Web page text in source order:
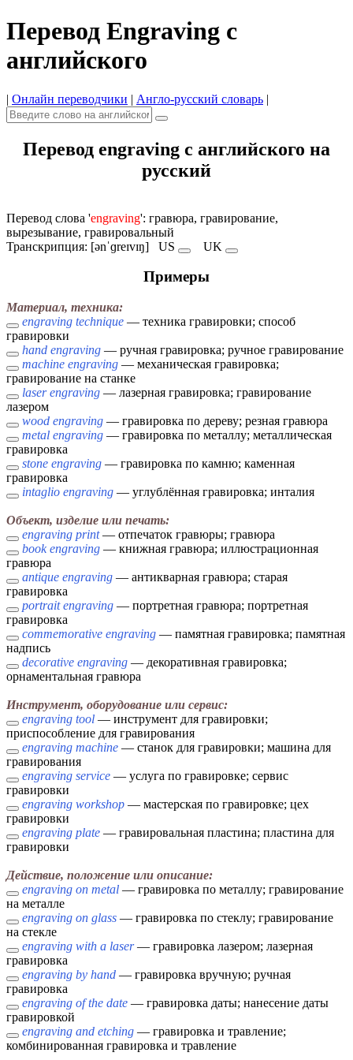
Перевод Engraving с
английского
| Онлайн переводчики | Англо-русский словарь |
Перевод engraving с английского на
русский
Перевод слова 'engraving': гравюра, гравирование,
вырезывание, гравировальный
Транскрипция: [ənˈɡreɪvɪŋ] US UK
Примеры
Материал, техника:
engraving technique — техника гравировки; способ
гравировки
hand engraving — ручная гравировка; ручное гравирование
machine engraving — механическая гравировка;
гравирование на станке
laser engraving — лазерная гравировка; гравирование
лазером
wood engraving — гравировка по дереву; резная гравюра
metal engraving — гравировка по металлу; металлическая
гравировка
stone engraving — гравировка по камню; каменная
гравировка
intaglio engraving — углублённая гравировка; инталия
Объект, изделие или печать:
engraving print— отпечаток гравюры; гравюра
book engraving — книжная гравюра; иллюстрационная
гравюра
antique engraving — антикварная гравюра; старая
гравировка
portrait engraving — портретная гравюра; портретная
гравировка
commemorative engraving — памятная гравировка; памятная
надпись
decorative engraving — декоративная гравировка;
орнаментальная гравюра
Инструмент, оборудование или сервис:
engraving tool — инструмент для гравировки;
приспособление для гравирования
engraving machine — станок для гравировки; машина для
гравирования
engraving service — услуга по гравировке; сервис
гравировки
engraving workshop — мастерская по гравировке; цех
гравировки
engraving plate — гравировальная пластина; пластина для
гравировки
Действие, положение или описание:
engraving on metal — гравировка по металлу; гравирование
на металле
engraving on glass — гравировка по стеклу; гравирование
на стекле
engraving with a laser— гравировка лазером; лазерная
гравировка
engraving by hand — гравировка вручную; ручная
гравировка
engraving of the date — гравировка даты; нанесение даты
гравировкой
engraving and etching — гравировка и травление;
комбинированная гравировка и травление